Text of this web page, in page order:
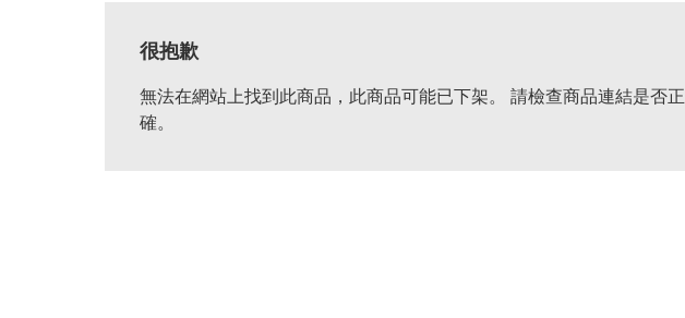
很抱歉
無法在網站上找到此商品，此商品可能已下架。 請檢查商品連結是否正
確。